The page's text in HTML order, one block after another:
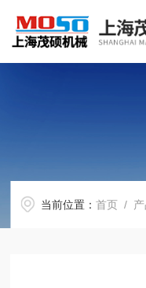
当前位置：首页 /